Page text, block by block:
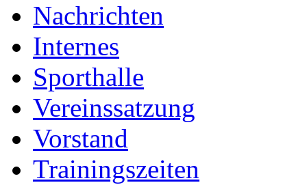
Nachrichten
Internes
Sporthalle
Vereinssatzung
Vorstand
Trainingszeiten